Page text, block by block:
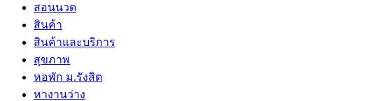
สอนนวด
สินค้า
สินค้าและบริการ
สุขภาพ
หอพัก ม.รังสิต
หางานว่าง